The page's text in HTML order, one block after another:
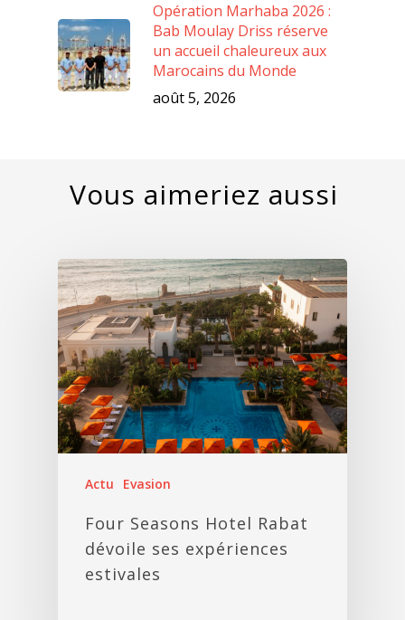
Opération Marhaba 2026 :
Bab Moulay Driss réserve
un accueil chaleureux aux
Marocains du Monde
août 5, 2026
Actu Evasion
Four Seasons Hotel Rabat
dévoile ses expériences
estivales